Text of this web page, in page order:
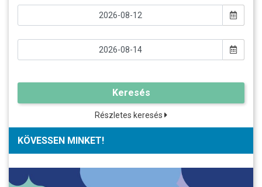
Keresés
Részletes keresés
KÖVESSEN MINKET!